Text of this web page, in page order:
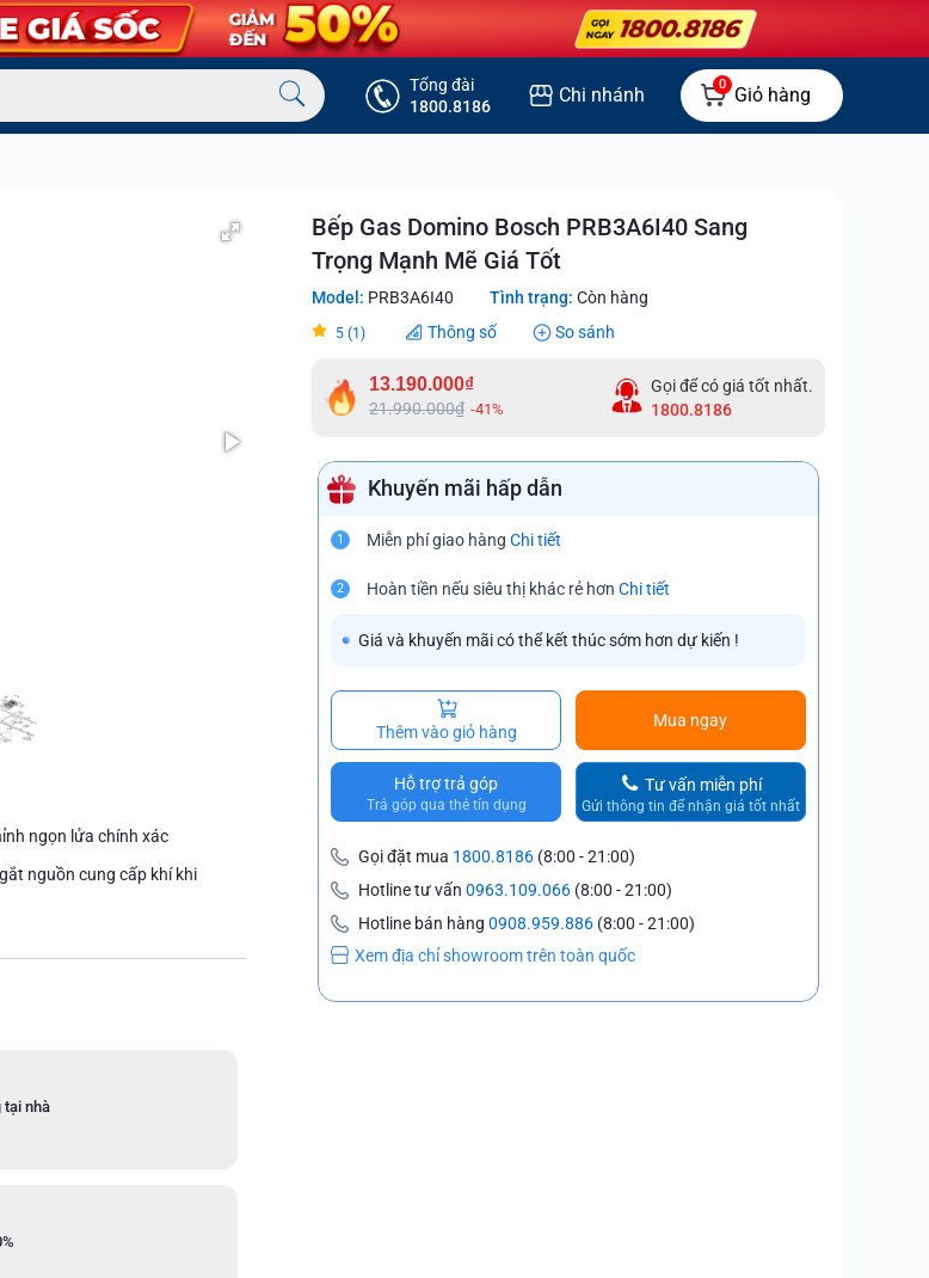
Tổng đài
1800.8186
Chi nhánh 0 Giỏ hàng
ngọn lửa chính xác
nguồn cung cấp khí khi
tại nhà
Bếp Gas Domino Bosch PRB3A6I40 Sang
Trọng Mạnh Mẽ Giá Tốt
Model: PRB3A6I40 Tình trạng: Còn hàng
5 (1) Thông số So sánh
13.190.000₫
21.990.000₫ -41%
Gọi để có giá tốt nhất.
1800.8186
Khuyến mãi hấp dẫn
1 Miễn phí giao hàng Chi tiết
2 Hoàn tiền nếu siêu thị khác rẻ hơn Chi tiết
Giá và khuyến mãi có thể kết thúc sớm hơn dự kiến !
Thêm vào giỏ hàng
Mua ngay
Hỗ trợ trả góp
Trả góp qua thẻ tín dụng
Tư vấn miễn phí
Gửi thông tin để nhận giá tốt nhất
Gọi đặt mua 1800.8186 (8:00 - 21:00)
Hotline tư vấn 0963.109.066 (8:00 - 21:00)
Hotline bán hàng 0908.959.886 (8:00 - 21:00)
Xem địa chỉ showroom trên toàn quốc